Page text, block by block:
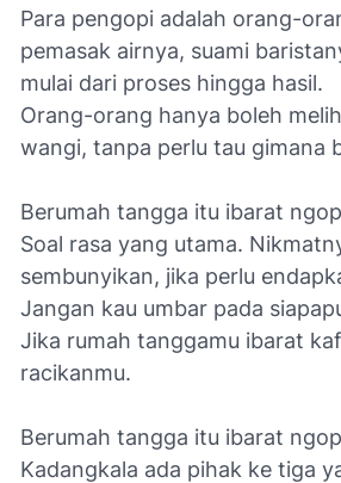
Para pengopi adalah orang-
pemasak airnya, suami
mulai dari proses hingga hasil.
Orang-orang hanya boleh
wangi, tanpa perlu tau gimana
Berumah tangga itu ibarat
Soal rasa yang utama.
sembunyikan, jika perlu
Jangan kau umbar pada
Jika rumah tanggamu ibarat
racikanmu.
Berumah tangga itu ibarat
Kadangkala ada pihak ke tiga